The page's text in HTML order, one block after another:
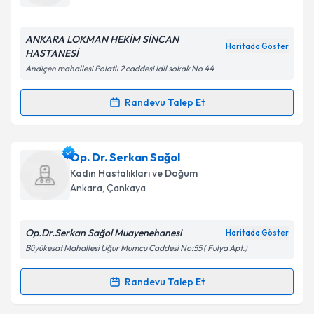
Kişisel verilerimin işlenmesine ilişkin
Metni'ni okudum ve kişisel verilerimin belirtilen
Takvim Talebini Gönder
ANKARA LOKMAN HEKİM SİNCAN
HASTANESİ
Haritada Göster
Andiçen mahallesi Polatlı 2 caddesi idil sokak No 44
Randevu Talep Et
Randevu Takvimi Talebi
Op. Dr. Nihat Can Demircioğlu
talebi oluşturun. Size bu uzmandan randevu almanız
için bir takvim hazırlandığında e-posta ile
bilgilendireceğiz.
Kişisel verilerimin işlenmesine ilişkinAydınlatma
Op. Dr. Serkan Sağol
Kadın Hastalıkları ve Doğum
Ankara, Çankaya
Op.Dr.Serkan Sağol Muayenehanesi Haritada Göster
Büyükesat Mahallesi Uğur Mumcu Caddesi No:55 ( Fulya Apt.)
Randevu Talep Et
Randevu Takvimi Talebi